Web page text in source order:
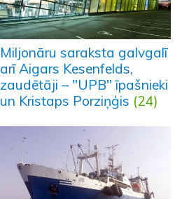
Miljonāru saraksta galvgalī
arī Aigars Kesenfelds,
zaudētāji – "UPB" īpašnieki
un Kristaps Porziņģis (24)